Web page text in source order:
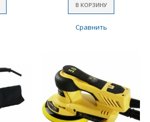
В КОРЗИНУ
Сравнить